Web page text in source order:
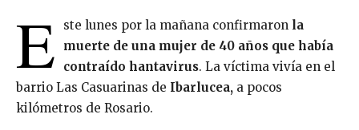
E ste lunes por la mañana confirmaron la
muerte de una mujer de 40 años que había
contraído hantavirus. La víctima vivía en el
barrio Las Casuarinas de Ibarlucea, a pocos
kilómetros de Rosario.